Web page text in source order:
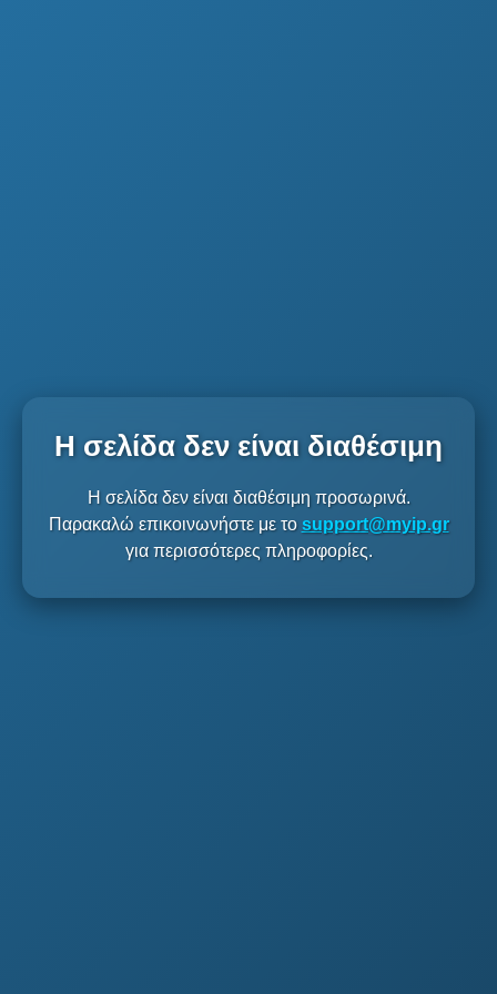
Η σελίδα δεν είναι διαθέσιμη
Η σελίδα δεν είναι διαθέσιμη προσωρινά.
Παρακαλώ επικοινωνήστε με το support@myip.gr
για περισσότερες πληροφορίες.